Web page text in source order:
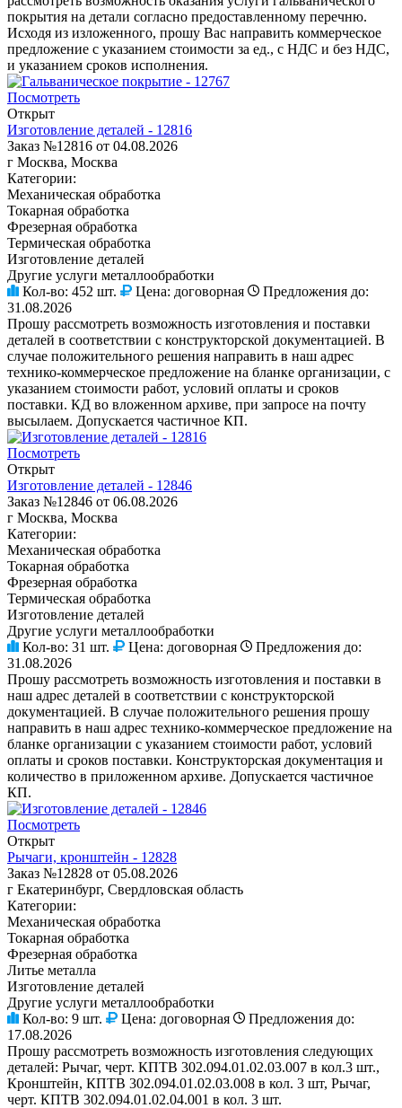
покрытия на детали согласно предоставленному перечню.
Исходя из изложенного, прошу Вас направить коммерческое
предложение с указанием стоимости за ед., с НДС и без НДС,
и указанием сроков исполнения.
Посмотреть
Открыт
Изготовление деталей - 12816
Заказ №12816 от 04.08.2026
г Москва, Москва
Категории:
Механическая обработка
Токарная обработка
Фрезерная обработка
Термическая обработка
Изготовление деталей
Другие услуги металлообработки
Кол-во: 452 шт. Цена: договорная
Предложения до:
31.08.2026
Прошу рассмотреть возможность изготовления и поставки
деталей в соответствии с конструкторской документацией. В
случае положительного решения направить в наш адрес
технико-коммерческое предложение на бланке организации, с
указанием стоимости работ, условий оплаты и сроков
поставки. КД во вложенном архиве, при запросе на почту
высылаем. Допускается частичное КП.
Посмотреть
Открыт
Изготовление деталей - 12846
Заказ №12846 от 06.08.2026
г Москва, Москва
Категории:
Механическая обработка
Токарная обработка
Фрезерная обработка
Термическая обработка
Изготовление деталей
Другие услуги металлообработки
Кол-во: 31 шт. Цена: договорная
Предложения до:
31.08.2026
Прошу рассмотреть возможность изготовления и поставки в
наш адрес деталей в соответствии с конструкторской
документацией. В случае положительного решения прошу
направить в наш адрес технико-коммерческое предложение на
бланке организации с указанием стоимости работ, условий
оплаты и сроков поставки. Конструкторская документация и
количество в приложенном архиве. Допускается частичное
КП.
Посмотреть
Открыт
Рычаги, кронштейн - 12828
Заказ №12828 от 05.08.2026
г Екатеринбург, Свердловская область
Категории:
Механическая обработка
Токарная обработка
Фрезерная обработка
Литье металла
Изготовление деталей
Другие услуги металлообработки
Кол-во: 9 шт. Цена: договорная
Предложения до:
17.08.2026
Прошу рассмотреть возможность изготовления следующих
деталей: Рычаг, черт. КПТВ 302.094.01.02.03.007 в кол.3 шт.,
Кронштейн, КПТВ 302.094.01.02.03.008 в кол. 3 шт, Рычаг,
черт. КПТВ 302.094.01.02.04.001 в кол. 3 шт.